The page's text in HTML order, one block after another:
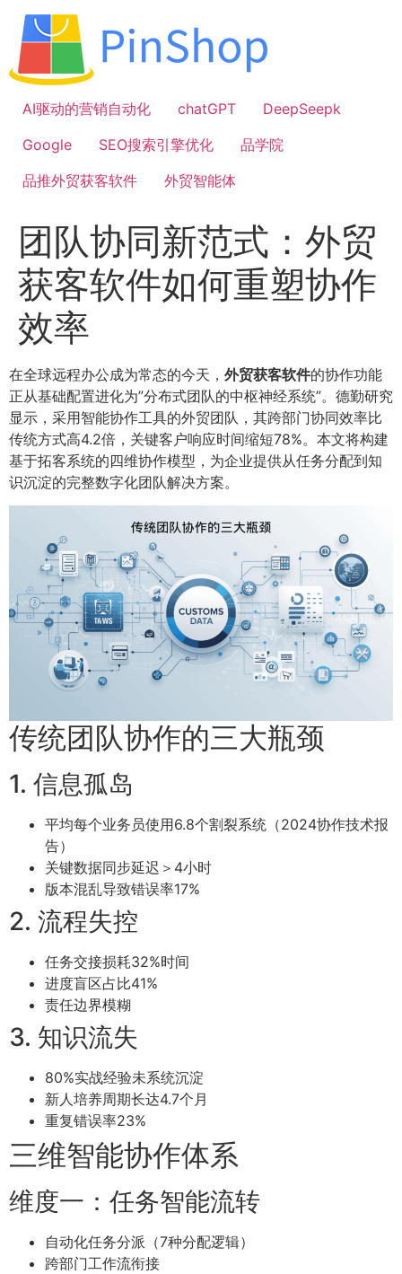
容
AI驱动的营销自动化
chatGPT
DeepSeepk
Google
SEO搜索引擎优化
品学院
品推外贸获客软件
外贸智能体
团队协同新范式：外贸
获客软件如何重塑协作
效率
在全球远程办公成为常态的今天， 外贸获客软件的协作功能
正从基础配置进化为”分布式团队的中枢神经系统”。德勤研究
显示，采用智能协作工具的外贸团队，其跨部门协同效率比
传统方式高4.2倍，关键客户响应时间缩短78%。本文将构建
基于拓客系统的四维协作模型，为企业提供从任务分配到知
识沉淀的完整数字化团队解决方案。
传统团队协作的三大瓶颈
1. 信息孤岛
平均每个业务员使用6.8个割裂系统（2024协作技术报
告）
关键数据同步延迟＞4小时
版本混乱导致错误率17%
2. 流程失控
任务交接损耗32%时间
进度盲区占比41%
责任边界模糊
3. 知识流失
80%实战经验未系统沉淀
新人培养周期长达4.7个月
重复错误率23%
三维智能协作体系
维度一：任务智能流转
自动化任务分派（7种分配逻辑）
跨部门工作流衔接